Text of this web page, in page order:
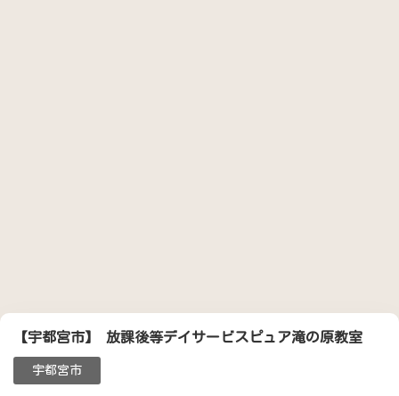
【宇都宮市】 放課後等デイサービスピュア滝の原教室
宇都宮市